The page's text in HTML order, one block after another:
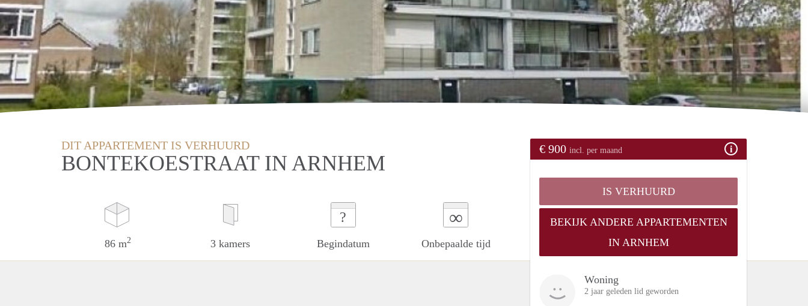
DIT APPARTEMENT IS VERHUURD
BONTEKOESTRAAT IN ARNHEM
86 m2 3 kamers
?
Begindatum
∞
Onbepaalde tijd
€ 900 incl. per maand
IS VERHUURD
BEKIJK ANDERE APPARTEMENTEN
IN ARNHEM
Woning
2 jaar geleden lid geworden